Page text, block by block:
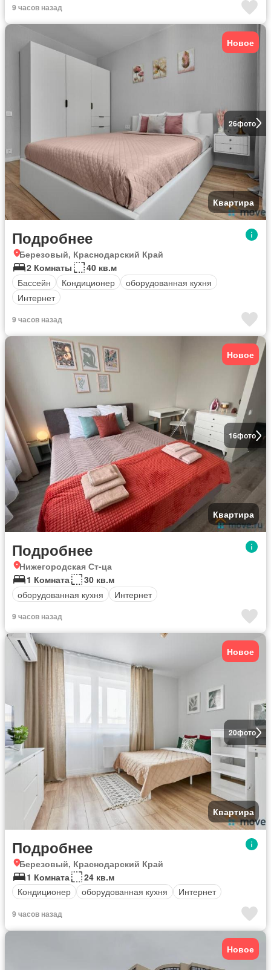
9 часов назад
26фото
Новое
Квартира
Подробнее
Березовый, Краснодарский Край
2 Комнаты
40 кв.м
Бассейн
Кондиционер
оборудованная кухня
Интернет
9 часов назад
16фото
Новое
Квартира
Подробнее
Нижегородская Ст-ца
1 Комната
30 кв.м
оборудованная кухня
Интернет
9 часов назад
20фото
Новое
Квартира
Подробнее
Березовый, Краснодарский Край
1 Комната
24 кв.м
Кондиционер
оборудованная кухня Интернет
9 часов назад
Новое